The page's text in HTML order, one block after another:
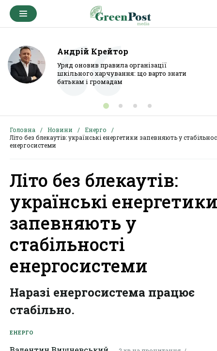
Андрій Крейтор
Уряд оновив правила організації
шкільного харчування: що варто знати
батькам і громадам
Головна Новини
Енерго
Літо без блекаутів: українські енергетики запевняють у
енергосистеми
Літо без блекаутів:
українські
запевняють у
стабільності
енергосистеми
Наразі енергосистема працює
стабільно.
ЕНЕРГО